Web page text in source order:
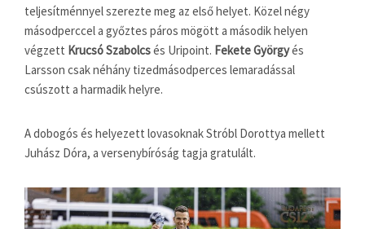
teljesítménnyel szerezte meg az első helyet. Közel négy
másodperccel a győztes páros mögött a második helyen
végzett Krucsó Szabolcsés Uripoint. Fekete Györgyés
Larsson csak néhány tizedmásodperces lemaradással
csúszott a harmadik helyre.
A dobogós és helyezett lovasoknak Stróbl Dorottya mellett
Juhász Dóra, a versenybíróság tagja gratulált.